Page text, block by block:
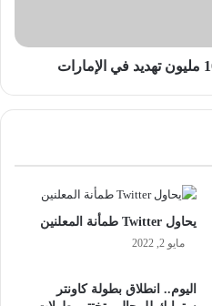
يحاول Twitter طمأنة المعلنين
مايو 2, 2022
اليوم.. انطلاق بطولة كاونتر